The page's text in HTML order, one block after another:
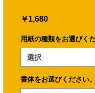
￥1,680価
用紙の種類をお選びくだ
選択
書体をお選びください。